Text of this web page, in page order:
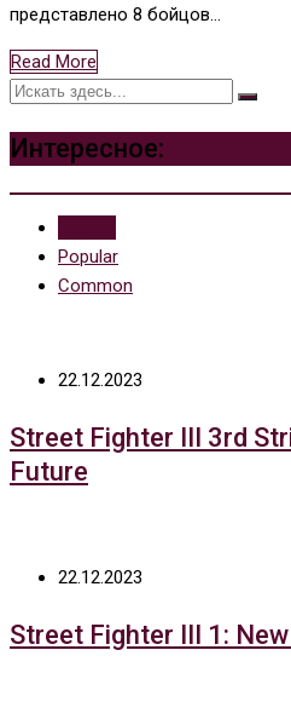
представлено 8 бойцов…
Read More
Интересное:
Popular
Common
22.12.2023
Street Fighter III 3rd
Future
22.12.2023
Street Fighter III 1: